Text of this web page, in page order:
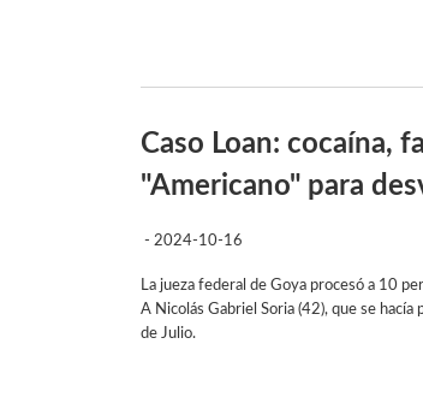
Caso Loan: cocaína,
"Americano" para
- 2024-10-16
La jueza federal de Goya procesó a 10
A Nicolás Gabriel Soria (42), que se
de Julio.